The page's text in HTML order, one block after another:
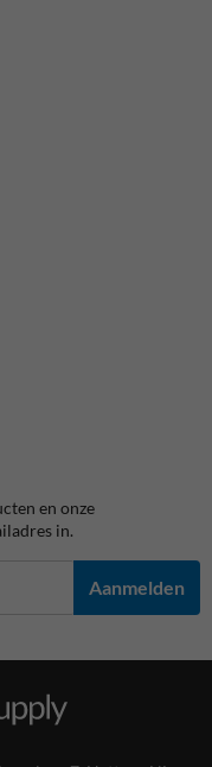
en onze
in.
Aanmelden